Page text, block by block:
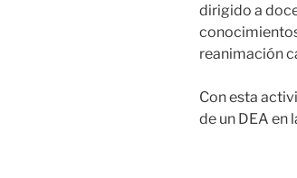
dirigido a
reanimación
Con esta
de un DEA en